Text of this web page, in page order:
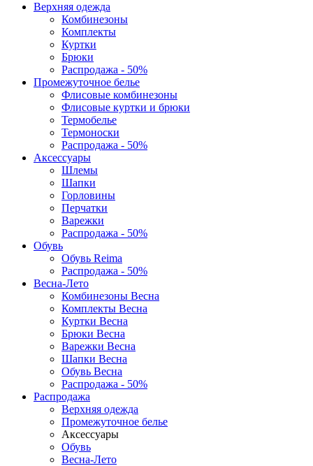
Верхняя одежда
Комбинезоны
Комплекты
Куртки
Брюки
Распродажа - 50%
Промежуточное белье
Флисовые комбинезоны
Флисовые куртки и брюки
Термобелье
Термоноски
Распродажа - 50%
Аксессуары
Шлемы
Шапки
Горловины
Перчатки
Варежки
Распродажа - 50%
Обувь
Обувь Reima
Распродажа - 50%
Весна-Лето
Комбинезоны Весна
Комплекты Весна
Куртки Весна
Брюки Весна
Варежки Весна
Шапки Весна
Обувь Весна
Распродажа - 50%
Распродажа
Верхняя одежда
Промежуточное белье
Аксессуары
Обувь
Весна-Лето